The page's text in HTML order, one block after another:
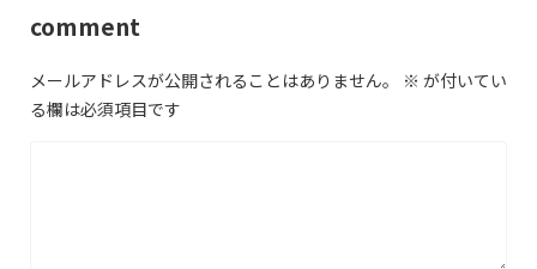
comment
メールアドレスが公開されることはありません。 ※ が付いてい
る欄は必須項目です